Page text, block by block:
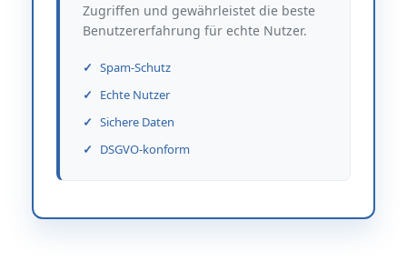
Zugriffen und gewährleistet die beste
Benutzererfahrung für echte Nutzer.
Spam-Schutz
Echte Nutzer
Sichere Daten
DSGVO-konform